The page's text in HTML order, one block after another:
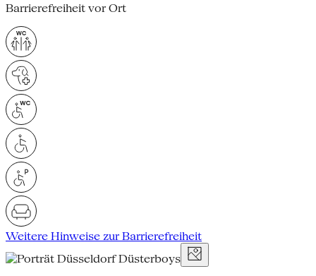
Barrierefreiheit vor Ort
Weitere Hinweise zur Barrierefreiheit